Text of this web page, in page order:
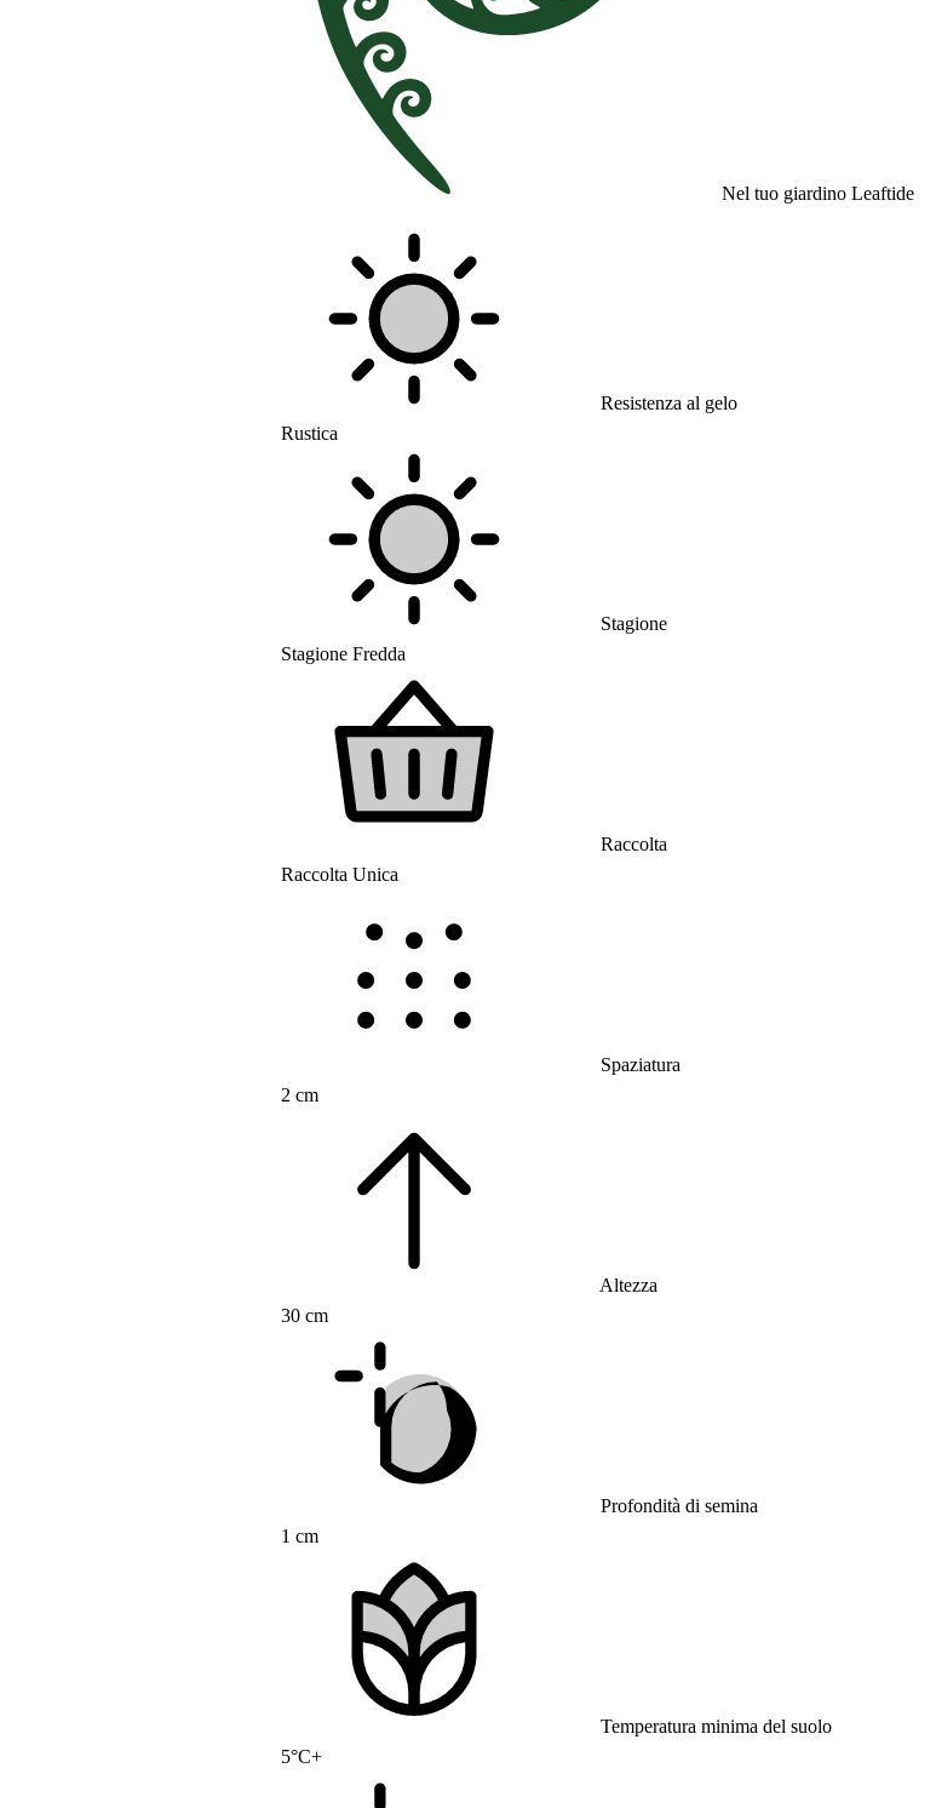
Nel tuo giardino Leaftide
Resistenza al gelo
Rustica
Stagione
Stagione Fredda
Raccolta
Raccolta Unica
Spaziatura
2 cm
Altezza
30 cm
Profondità di semina
1 cm
Temperatura minima del suolo
5°C+